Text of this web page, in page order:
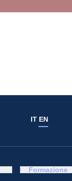
IT EN
Formazione